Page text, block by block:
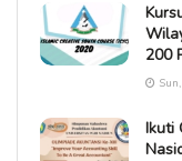
200
Ikuti